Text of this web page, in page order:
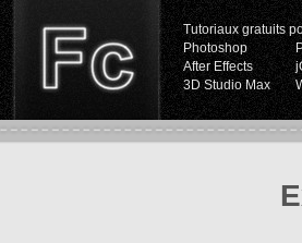
Tutoriaux gratuits
Photoshop
After Effects
3D Studio Max